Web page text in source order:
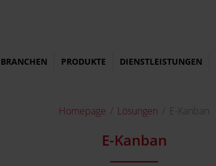
BRANCHEN PRODUKTE DIENSTLEISTUNGEN
Homepage Lösungen E-Kanban
E-Kanban